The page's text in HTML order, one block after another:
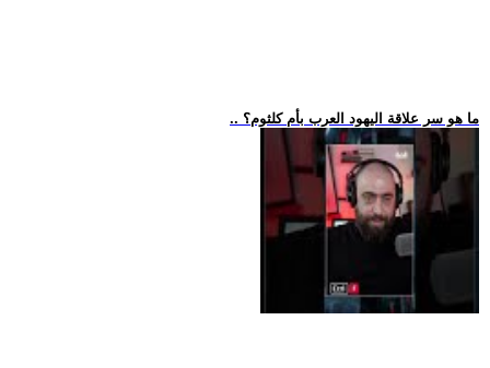
.. ما هو سر علاقة اليهود العرب بأم كلثوم؟